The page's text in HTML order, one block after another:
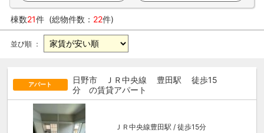
棟数21件 (総物件数： 22件)
並び順 ：
アパート 日野市 ＪＲ中央線 豊田駅
徒歩15
分 の賃貸アパート
ＪＲ中央線豊田駅 / 徒歩15分